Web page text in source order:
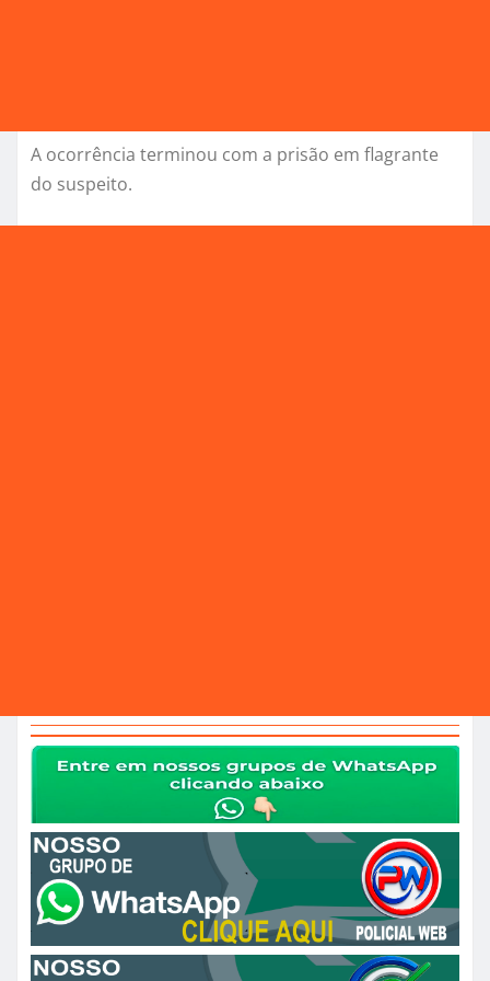
A ocorrência terminou com a prisão em flagrante
do suspeito.